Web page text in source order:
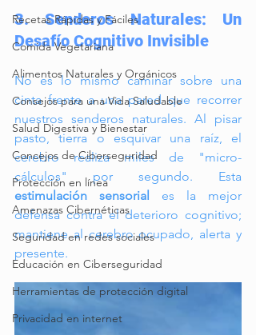
Recetas Rápidas y Fáciles
Comida Vegetariana
Alimentos Naturales y Orgánicos
Consejos para una Vida Saludable
Salud Digestiva y Bienestar
Concejos de Ciberseguridad
Protección en línea
Amenazas Cibernéticas
Seguridad en redes sociales
Educación en Ciberseguridad
Herramientas de protección digital
Privacidad en internet
3. Senderos Naturales: Un
Desafío Cognitivo Invisible
No es lo mismo caminar sobre una
cinta frente a una pared que recorrer
nuestros senderos naturales. Al pisar
pasto, tierra o esquivar una raíz, el
cerebro realiza miles de "micro-
estimulación sensorial
es la mejor
defensa contra el deterioro cognitivo;
mantiene al cerebro ocupado, alerta y
presente.